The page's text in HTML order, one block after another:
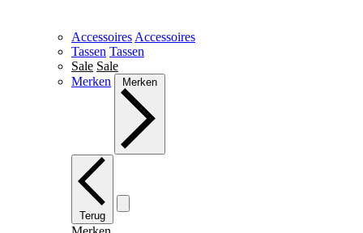
Accessoires Accessoires
Tassen Tassen
Sale Sale
Merken
Merken
Terug